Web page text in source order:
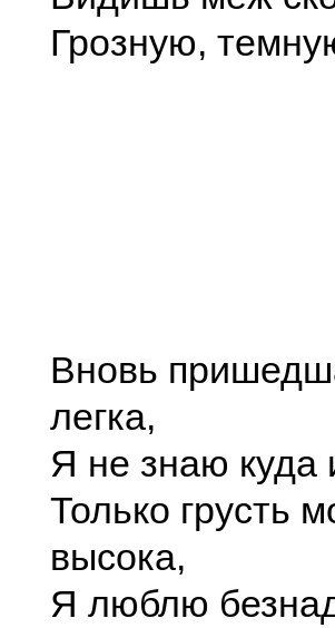
Грозную,
Вновь
легка,
Я не знаю куда
Только грусть
высока,
Я люблю